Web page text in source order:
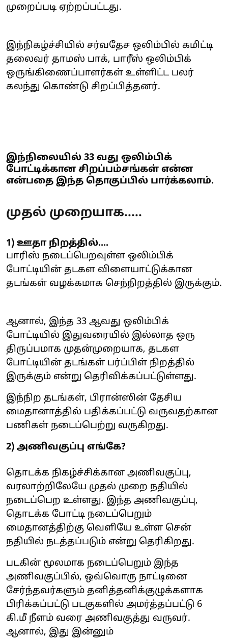
முறைப்படி ஏற்றப்பட்டது.
இந்நிகழ்ச்சியில் சர்வதேச ஒலிம்பில் கமிட்டி
தலைவர் தாமஸ் பாக், பாரீஸ் ஒலிம்பிக்
ஒருங்கிணைப்பாளர்கள் உள்ளிட்ட பலர்
கலந்து கொண்டு சிறப்பித்தனர்.
இந்நிலையில் 33 வது ஒலிம்பிக்
போட்டிக்கான சிறப்பம்சங்கள் என்ன
என்பதை இந்த தொகுப்பில் பார்க்கலாம்.
முதல் முறையாக.....
1) ஊதா நிறத்தில்....
பாரிஸ் நடைப்பெறவுள்ள ஒலிம்பிக்
போட்டியின் தடகள விளையாட்டுக்கான
தடங்கள் வழக்கமாக செந்நிறத்தில் இருக்கும்.
ஆனால், இந்த 33 ஆவது ஒலிம்பிக்
போட்டியில் இதுவரையில் இல்லாத ஒரு
திருப்பமாக முதன்முறையாக, தடகள
போட்டியின் தடங்கள் பர்ப்பிள் நிறத்தில்
இருக்கும் என்று தெரிவிக்கப்பட்டுள்ளது.
இந்நிற தடங்கள், பிரான்ஸின் தேசிய
மைதானாத்தில் பதிக்கப்பட்டு வருவதற்கான
பணிகள் நடைப்பெற்று வருகிறது.
2) அணிவகுப்பு எங்கே?
தொடக்க நிகழ்ச்சிக்கான அணிவகுப்பு,
வரலாற்றிலேயே முதல் முறை நதியில்
நடைப்பெற உள்ளது. இந்த அணிவகுப்பு,
தொடக்க போட்டி நடைப்பெறும்
மைதானத்திற்கு வெளியே உள்ள சென்
நதியில் நடத்தப்படும் என்று தெரிகிறது.
படகின் மூலமாக நடைப்பெறும் இந்த
அணிவகுப்பில், ஒவ்வொரு நாட்டினை
சேர்ந்தவர்களும் தனித்தனிக்குழுக்களாக
பிரிக்கப்பட்டு படகுகளில் அமர்த்தப்பட்டு 6
கி.மீ நீளம் வரை அணிவகுத்து வருவர்.
ஆனால், இது இன்னும்